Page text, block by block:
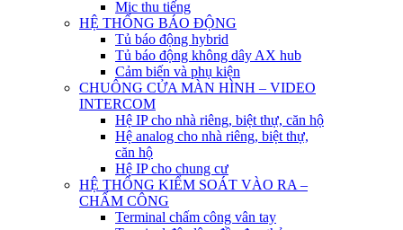
Mic thu tiếng
HỆ THỐNG BÁO ĐỘNG
Tủ báo động hybrid
Tủ báo động không dây AX hub
Cảm biến và phụ kiện
CHUÔNG CỬA MÀN HÌNH – VIDEO
INTERCOM
Hệ IP cho nhà riêng, biệt thự, căn hộ
Hệ analog cho nhà riêng, biệt thự,
căn hộ
Hệ IP cho chung cư
HỆ THỐNG KIỂM SOÁT VÀO RA –
CHẤM CÔNG
Terminal chấm công vân tay